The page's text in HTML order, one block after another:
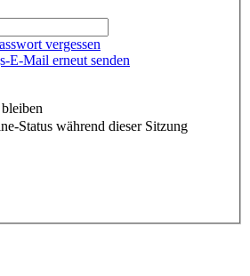
vergessen
E-Mail erneut senden
Status während dieser Sitzung